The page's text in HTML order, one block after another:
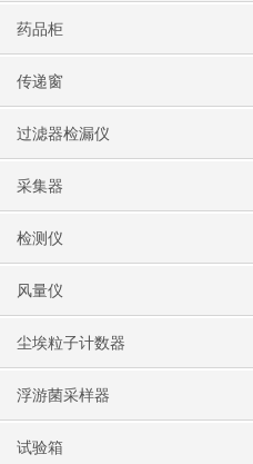
药品柜
传递窗
过滤器检漏仪
采集器
检测仪
风量仪
尘埃粒子计数器
浮游菌采样器
试验箱